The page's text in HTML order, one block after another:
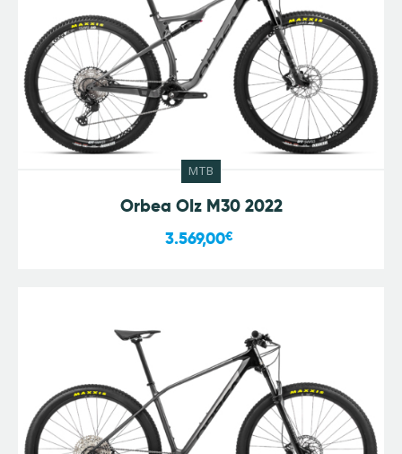
MTB
Orbea OIz M30 2022
3.569,00€